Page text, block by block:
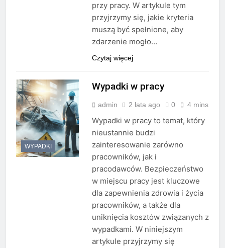
przy pracy. W artykule tym
przyjrzymy się, jakie kryteria
muszą być spełnione, aby
zdarzenie mogło…
Czytaj więcej
WYPADKI
Wypadki w pracy
admin 2 lata ago 0 4 mins
Wypadki w pracy to temat, który
nieustannie budzi
zainteresowanie zarówno
pracowników, jak i
pracodawców. Bezpieczeństwo
w miejscu pracy jest kluczowe
dla zapewnienia zdrowia i życia
pracowników, a także dla
uniknięcia kosztów związanych z
wypadkami. W niniejszym
artykule przyjrzymy się